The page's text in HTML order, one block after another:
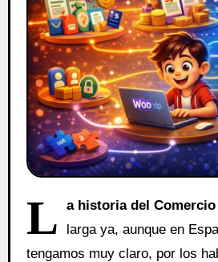
L a historia del
larga ya, aunque en
tengamos muy claro, por los